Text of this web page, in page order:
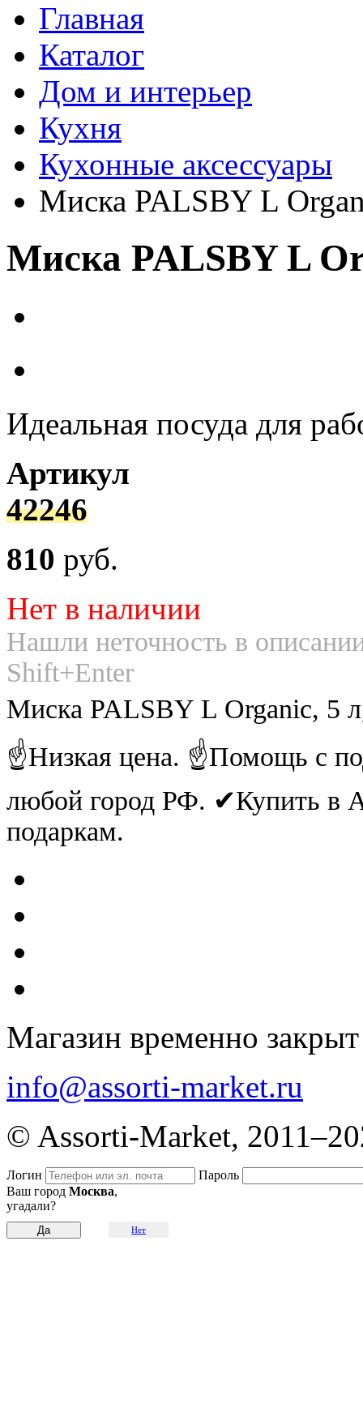
Главная
Каталог
Дом и интерьер
Кухня
Кухонные аксессуары
Миска PALSBY L
Миска PALSBY L
Идеальная посуда для
Артикул
42246
810 руб.
Нет в наличии
Нашли неточность в
Shift+Enter
Миска PALSBY L Organic, 5
☝Низкая цена. ☝Помощь с
любой город РФ. ✔Купить
подаркам.
Магазин временно закрыт
info@assorti-market.ru
© Assorti-Market,
Логин
Пароль
Ваш город Москва,
угадали?
Нет